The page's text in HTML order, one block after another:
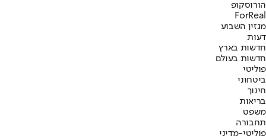
הורוסקופ
ForReal
מגזין השבוע
דעות
חדשות בארץ
חדשות בעולם
פוליטי
ביטחוני
חינוך
בריאות
משפט
תחבורה
פוליטי-מדיני